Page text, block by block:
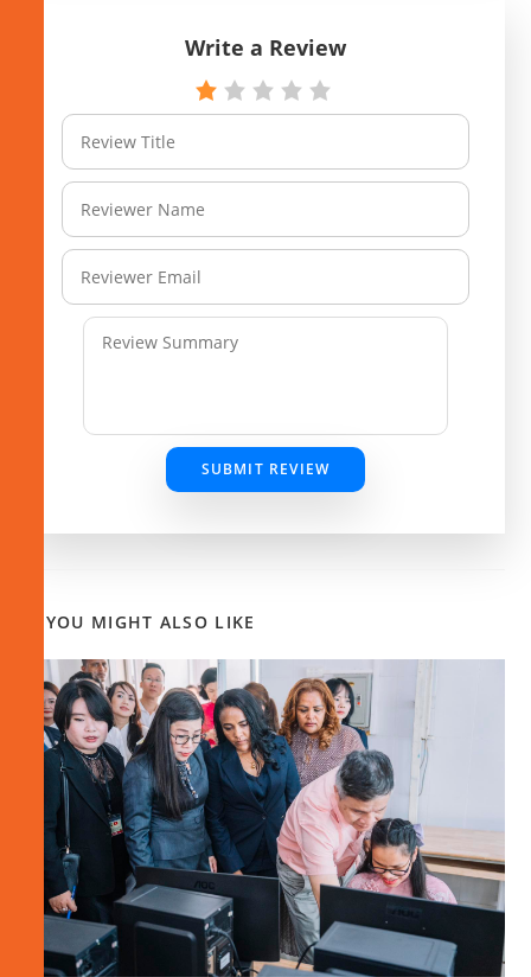
Write a Review
SUBMIT REVIEW
YOU MIGHT ALSO LIKE